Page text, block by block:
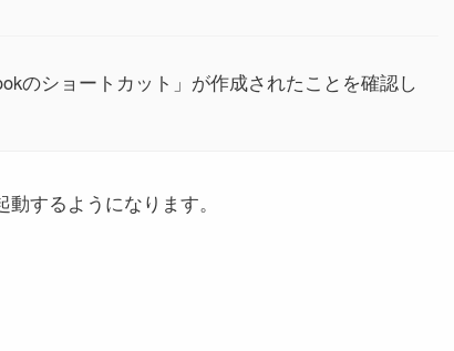
のショートカット」が作成されたことを確認し
するようになります。